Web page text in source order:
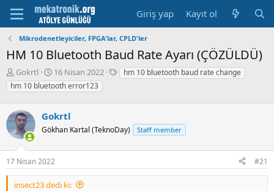
Giriş yap Kayıt ol
Mikrodenetleyiciler, FPGA'lar, CPLD'ler
HM 10 Bluetooth Baud Rate Ayarı (ÇÖZÜLDÜ)
K
o
n
y
u
b
a
ş
l
a
Gokrtl
B
a
ş
a
m
t
a
r
i
16 Nisan 2022
E
t
e
hm 10 bluetooth baud rate change
hm 10 bluetooth error123
Gokrtl
Gökhan Kartal (TeknoDay) Staff member
17 Nisan 2022 #21
insect23 dedi ki: